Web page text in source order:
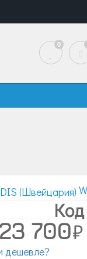
0
700
дешевле?